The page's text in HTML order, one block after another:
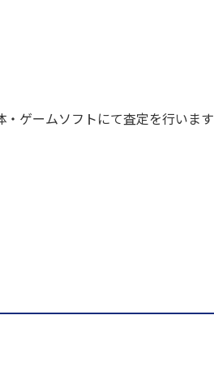
ゲームソフトにて査定を行います